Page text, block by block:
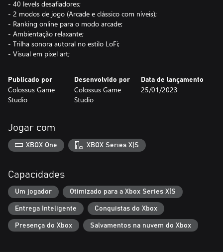
- 40 levels desafiadores;
- 2 modos de jogo (Arcade e clássico com níveis);
- Ranking online para o modo arcade;
- Ambientação relaxante;
- Trilha sonora autoral no estilo LoFi;
- Visual em pixel art;
Publicado por
Colossus Game
Studio
Desenvolvido por
Colossus Game
Studio
Data de lançamento
25/01/2023
Jogar com
XBOX One XBOX Series X|S
Capacidades
Um jogador Otimizado para a Xbox Series X|S
Entrega Inteligente Conquistas do Xbox
Presença do Xbox Salvamentos na nuvem do Xbox